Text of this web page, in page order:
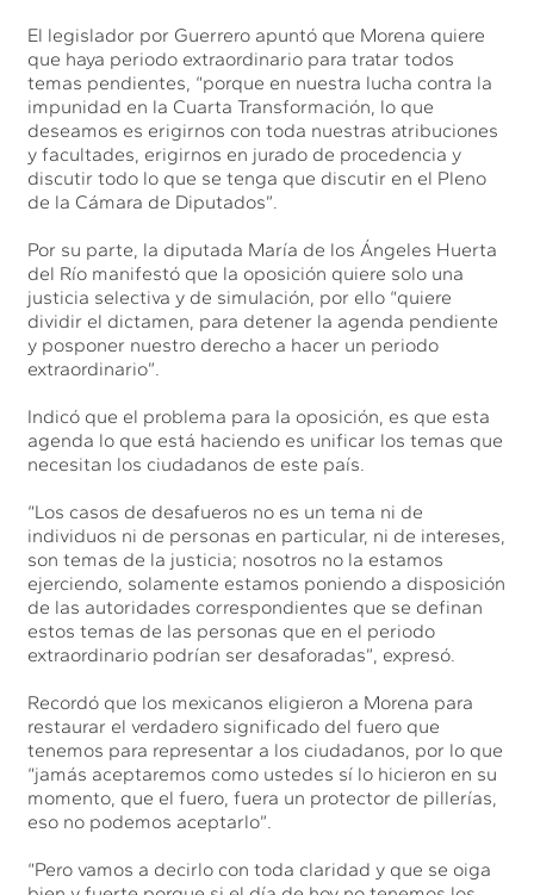
El legislador por Guerrero apuntó que Morena quiere
que haya periodo extraordinario para tratar todos
temas pendientes, “porque en nuestra lucha contra la
impunidad en la Cuarta Transformación, lo que
deseamos es erigirnos con toda nuestras atribuciones
y facultades, erigirnos en jurado de procedencia y
discutir todo lo que se tenga que discutir en el Pleno
de la Cámara de Diputados”.
Por su parte, la diputada María de los Ángeles Huerta
del Río manifestó que la oposición quiere solo una
justicia selectiva y de simulación, por ello “quiere
dividir el dictamen, para detener la agenda pendiente
y posponer nuestro derecho a hacer un periodo
extraordinario”.
Indicó que el problema para la oposición, es que esta
agenda lo que está haciendo es unificar los temas que
necesitan los ciudadanos de este país.
“Los casos de desafueros no es un tema ni de
individuos ni de personas en particular, ni de intereses,
son temas de la justicia; nosotros no la estamos
ejerciendo, solamente estamos poniendo a disposición
de las autoridades correspondientes que se definan
estos temas de las personas que en el periodo
extraordinario podrían ser desaforadas”, expresó.
Recordó que los mexicanos eligieron a Morena para
restaurar el verdadero significado del fuero que
tenemos para representar a los ciudadanos, por lo que
“jamás aceptaremos como ustedes sí lo hicieron en su
momento, que el fuero, fuera un protector de pillerías,
eso no podemos aceptarlo”.
“Pero vamos a decirlo con toda claridad y que se oiga